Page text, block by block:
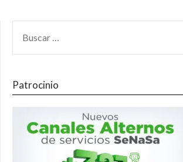
Patrocinio